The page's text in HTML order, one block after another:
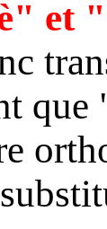
et
que